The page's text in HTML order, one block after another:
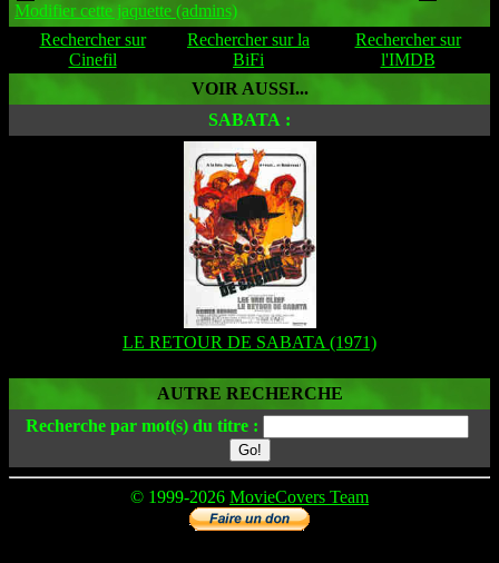
Modifier cette jaquette (admins)
Rechercher sur
Cinefil
Rechercher sur la
BiFi
Rechercher sur
l'IMDB
VOIR AUSSI...
SABATA :
LE RETOUR DE SABATA (1971)
AUTRE RECHERCHE
Recherche par mot(s) du titre :
© 1999-2026 MovieCovers Team